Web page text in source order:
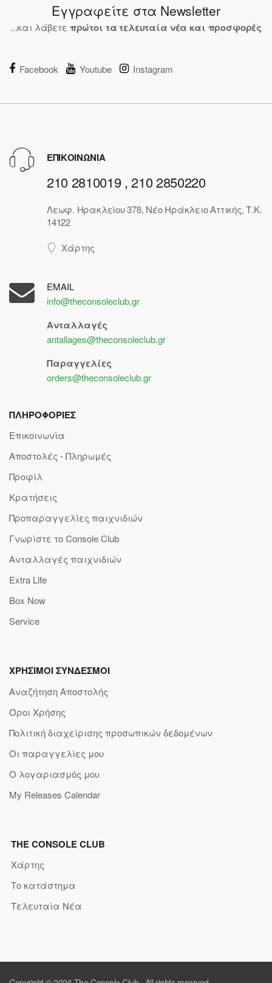
Εγγραφείτε στα Newsletter
...και λάβετε πρώτοι τα τελευταία νέα και προσφορές
Facebook Youtube Instagram
ΕΠΙΚΟΙΝΩΝΙΑ
210 2810019 , 210 2850220
Λεωφ. Ηρακλείου 378, Νέο Ηράκλειο Αττικής, Τ.Κ.
14122
Χάρτης
EMAIL
info@theconsoleclub.gr
Ανταλλαγές
antallages@theconsoleclub.gr
Παραγγελίες
orders@theconsoleclub.gr
ΠΛΗΡΟΦΟΡΙΕΣ
Επικοινωνία
Αποστολές - Πληρωμές
Προφίλ
Κρατήσεις
Προπαραγγελίες παιχνιδιών
Γνωρίστε το Console Club
Ανταλλαγές παιχνιδιών
Extra Life
Box Now
Service
ΧΡΗΣΙΜΟΙ ΣΥΝΔΕΣΜΟΙ
Αναζήτηση Αποστολής
Όροι Χρήσης
Πολιτική διαχείρισης προσωπικών δεδομένων
Οι παραγγελίες μου
Ο λογαριασμός μου
My Releases Calendar
THE CONSOLE CLUB
Χάρτης
Το κατάστημα
Τελευταία Νέα